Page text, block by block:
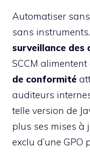
Automatiser
sans instruments.
surveillance des
SCCM
de conformité
auditeurs
telle version de
plus ses mises à
exclu d’une GPO